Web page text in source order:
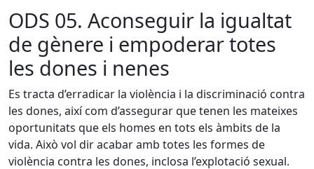
ODS 05. Aconseguir la igualtat
de gènere i empoderar totes
les dones i nenes
Es tracta d’erradicar la violència i la discriminació contra
les dones, així com d’assegurar que tenen les mateixes
oportunitats que els homes en tots els àmbits de la
vida. Això vol dir acabar amb totes les formes de
violència contra les dones, inclosa l’explotació sexual.